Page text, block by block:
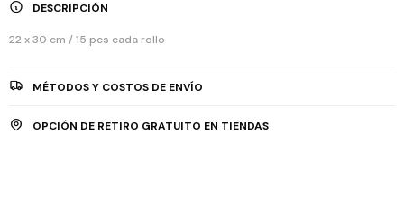
DESCRIPCIÓN
22 x 30 cm / 15 pcs cada rollo
MÉTODOS Y COSTOS DE ENVÍO
OPCIÓN DE RETIRO GRATUITO EN TIENDAS